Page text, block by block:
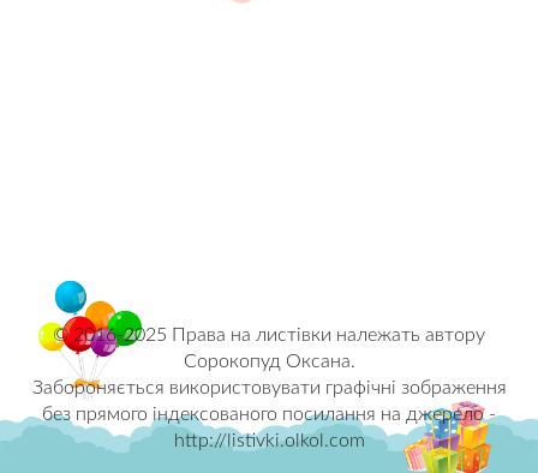
© 2016-2025 Права на листівки належать автору
Сорокопуд Оксана.
Забороняється використовувати графічні зображення
без прямого індексованого посилання на джерело -
http://listivki.olkol.com